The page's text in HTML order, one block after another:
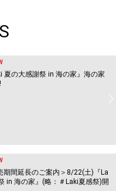
夏の大感謝祭 in 海の家』海の家
期間延長のご案内＞8/22(土)『La
in 海の家』(略：＃Laki夏感祭)開